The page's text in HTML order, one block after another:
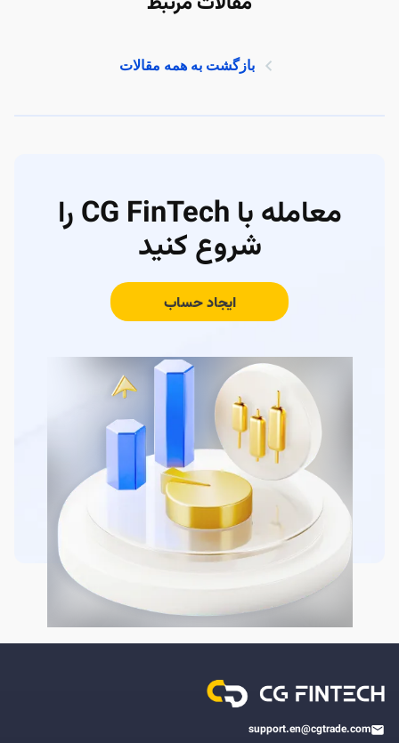
بازگشت به همه مقالات
معامله با CG FinTech را
شروع کنید
ایجاد حساب
support.en@cgtrade.com